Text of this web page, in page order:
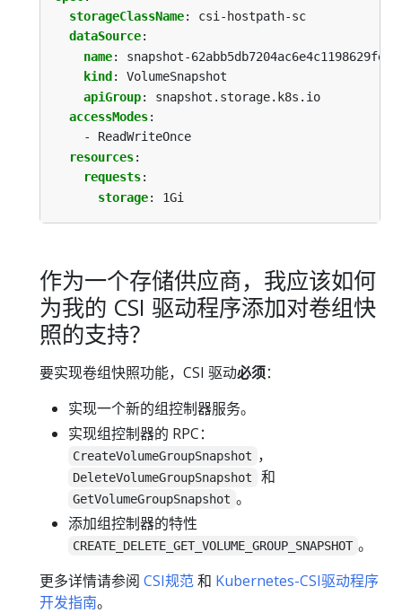
storageClassName:
csi-hostpath-sc
dataSource:
name:
snapshot-
kind :
VolumeSnapshot
apiGroup:
snapshot.storage.k8s.io
accessModes:
- ReadWriteOnce
resources:
requests:
storage: 1Gi
作为一个存储供应商，我应该如何
为我的 CSI 驱动程序添加对卷组快
照的支持？
要实现卷组快照功能，CSI 驱动必须：
实现一个新的组控制器服务。
实现组控制器的 RPC：
CreateVolumeGroupSnapshot ，
DeleteVolumeGroupSnapshot 和
GetVolumeGroupSnapshot 。
添加组控制器的特性
CREATE_DELETE_GET_VOLUME_GROUP_SNAPSHOT 。
更多详情请参阅 CSI规范和 Kubernetes-CSI驱动程序
开发指南。